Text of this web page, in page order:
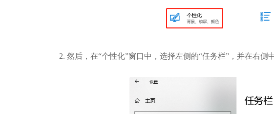
2. 然后，在“个性化”窗口中，选择左侧的“任务栏”，并在右侧